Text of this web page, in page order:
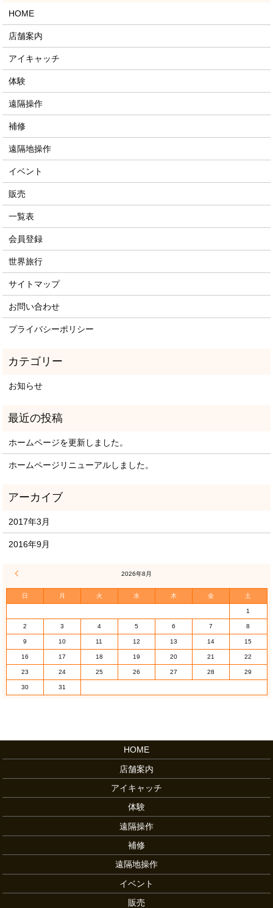
HOME
店舗案内
アイキャッチ
体験
遠隔操作
補修
遠隔地操作
イベント
販売
一覧表
会員登録
世界旅行
サイトマップ
お問い合わせ
プライバシーポリシー
お知らせ
ホームページを更新しました。
ホームページリニューアルしました。
2017年3月
2016年9月
2026年8月
日 月 火 水 木 金 土
1
2 3 4 5 6 7 8
9 10 11 12 13 14 15
16 17 18 19 20 21 22
23 24 25 26 27 28 29
30 31
HOME
店舗案内
アイキャッチ
体験
遠隔操作
補修
遠隔地操作
イベント
販売